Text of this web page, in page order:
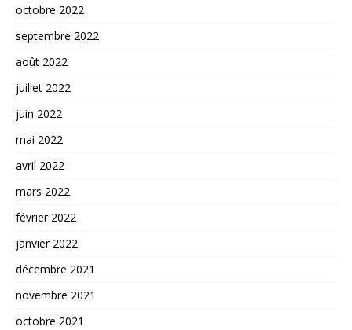
octobre 2022
septembre 2022
août 2022
juillet 2022
juin 2022
mai 2022
avril 2022
mars 2022
février 2022
janvier 2022
décembre 2021
novembre 2021
octobre 2021